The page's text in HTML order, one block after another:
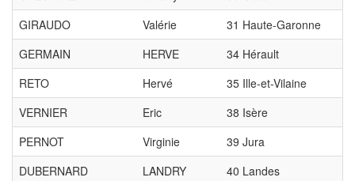
GIRAUDO
Valérie
31 Haute-Garonne
GERMAIN
HERVE
34 Hérault
RETO
Hervé
35 Ille-et-Vilaine
VERNIER
Eric
38 Isère
PERNOT
Virginie
39 Jura
DUBERNARD
LANDRY
40 Landes